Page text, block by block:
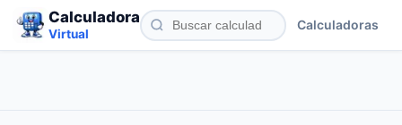
Calculadora
Virtual
Calculadoras